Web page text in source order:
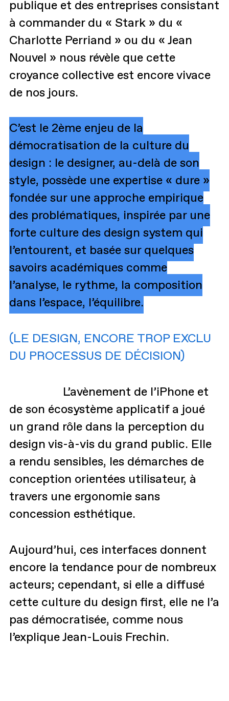
publique et des entreprises consistant
à commander du « Stark » du «
Charlotte Perriand » ou du « Jean
Nouvel » nous révèle que cette
croyance collective est encore vivace
de nos jours.
C’est le 2ème enjeu de la
démocratisation de la culture du
design : le designer, au-delà de son
style, possède une expertise « dure »
fondée sur une approche empirique
des problématiques, inspirée par une
forte culture des design system qui
l’entourent, et basée sur quelques
savoirs académiques comme
l’analyse, le rythme, la composition
dans l’espace, l’équilibre.
(LE DESIGN, ENCORE TROP EXCLU
DU PROCESSUS DE DÉCISION)
L’avènement de l’iPhone et
de son écosystème applicatif a joué
un grand rôle dans la perception du
design vis-à-vis du grand public. Elle
a rendu sensibles, les démarches de
conception orientées utilisateur, à
travers une ergonomie sans
concession esthétique.
Aujourd’hui, ces interfaces donnent
encore la tendance pour de nombreux
acteurs; cependant, si elle a diffusé
cette culture du design first, elle ne l’a
pas démocratisée, comme nous
l’explique Jean-Louis Frechin.